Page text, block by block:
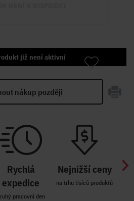
již není aktivní
nákup později
Rychlá
expedice
pracovní den
Nejnižší ceny
na trhu tisíců produktů